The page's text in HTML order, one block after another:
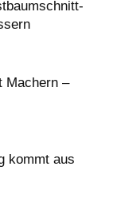
Machern –
kommt aus